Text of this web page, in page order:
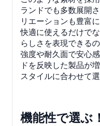
ランドでも多数展開
リエーションも豊富
快適に使えるだけで
らしさを表現できる
強度や耐久面で安心
ドを反映した製品が
スタイルに合わせて選
機能性で選ぶ